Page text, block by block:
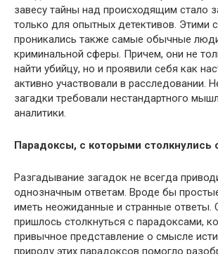
завесу тайны над происходящим стало
только для опытных детективов. Этими
проникались также самые обычные
криминальной сферы. Причем, они не
найти убийцу, но и проявили себя как
активно участвовали в расследовании.
загадки требовали нестандартного
аналитики.
Парадоксы, с которыми столкнулись
Разгадывание загадок не всегда
однозначным ответам. Вроде бы
иметь неожиданные и странные ответы.
пришлось столкнуться с парадоксами,
привычное представление о смысле
природу этих парадоксов помогло